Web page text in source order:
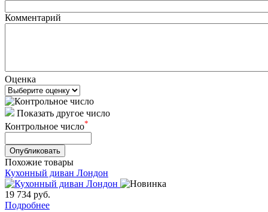
Комментарий
Оценка
Показать другое число
Контрольное число*
Похожие товары
Кухонный диван Лондон
19 734 руб.
Подробнее